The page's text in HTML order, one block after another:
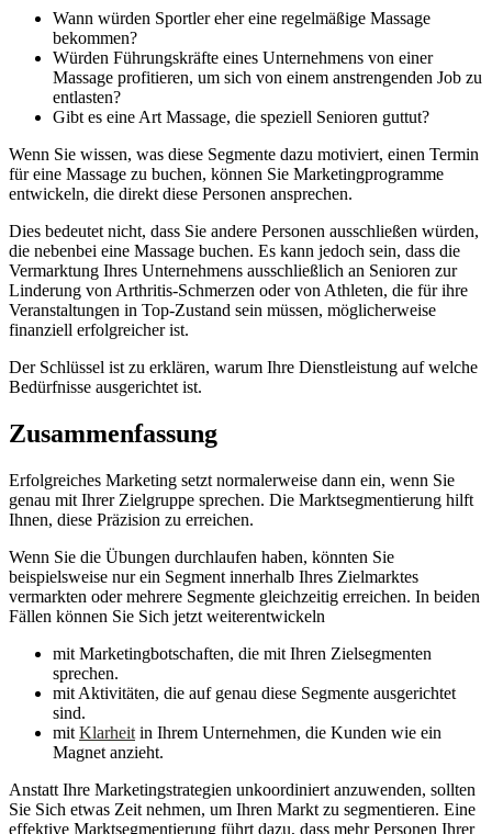
Wann würden Sportler eher eine regelmäßige Massage
bekommen?
Würden Führungskräfte eines Unternehmens von einer
Massage profitieren, um sich von einem anstrengenden Job zu
entlasten?
Gibt es eine Art Massage, die speziell Senioren guttut?
Wenn Sie wissen, was diese Segmente dazu motiviert, einen Termin
für eine Massage zu buchen, können Sie Marketingprogramme
entwickeln, die direkt diese Personen ansprechen.
Dies bedeutet nicht, dass Sie andere Personen ausschließen würden,
die nebenbei eine Massage buchen. Es kann jedoch sein, dass die
Vermarktung Ihres Unternehmens ausschließlich an Senioren zur
Linderung von Arthritis-Schmerzen oder von Athleten, die für ihre
Veranstaltungen in Top-Zustand sein müssen, möglicherweise
finanziell erfolgreicher ist.
Der Schlüssel ist zu erklären, warum Ihre Dienstleistung auf welche
Bedürfnisse ausgerichtet ist.
Zusammenfassung
Erfolgreiches Marketing setzt normalerweise dann ein, wenn Sie
genau mit Ihrer Zielgruppe sprechen. Die Marktsegmentierung hilft
Ihnen, diese Präzision zu erreichen.
Wenn Sie die Übungen durchlaufen haben, könnten Sie
beispielsweise nur ein Segment innerhalb Ihres Zielmarktes
vermarkten oder mehrere Segmente gleichzeitig erreichen. In beiden
Fällen können Sie Sich jetzt weiterentwickeln
mit Marketingbotschaften, die mit Ihren Zielsegmenten
sprechen.
mit Aktivitäten, die auf genau diese Segmente ausgerichtet
sind.
mit Klarheit in Ihrem Unternehmen, die Kunden wie ein
Magnet anzieht.
Anstatt Ihre Marketingstrategien unkoordiniert anzuwenden, sollten
Sie Sich etwas Zeit nehmen, um Ihren Markt zu segmentieren. Eine
effektive Marktsegmentierung führt dazu, dass mehr Personen Ihrer